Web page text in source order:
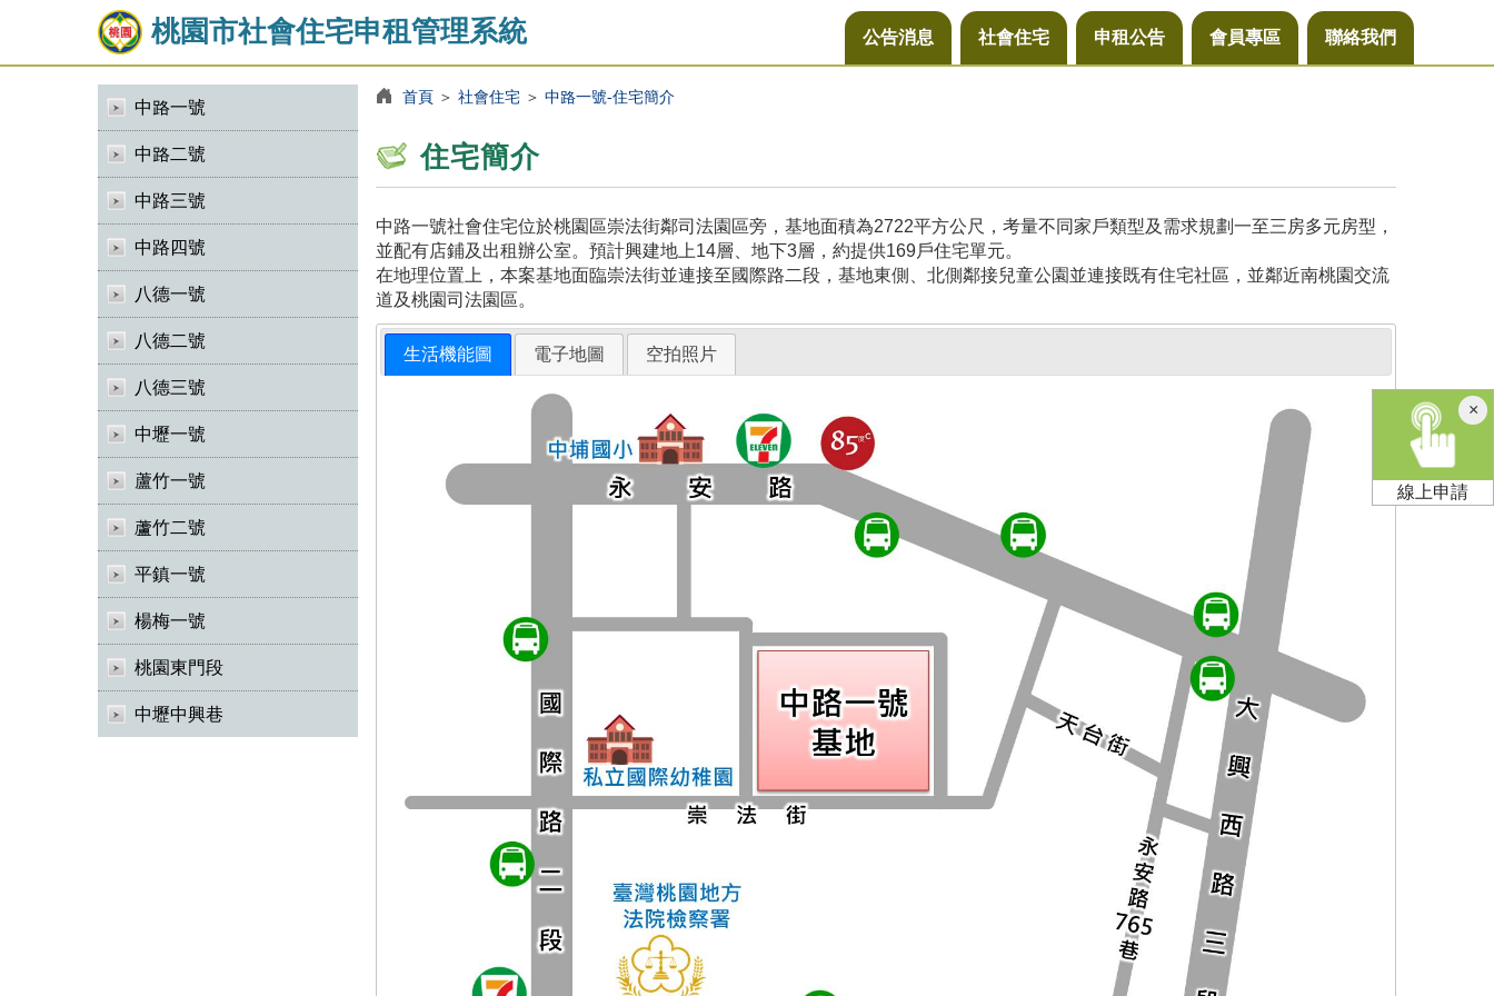
桃園市社會住宅申租管理系統 公告消息 社會住宅 申租公告 會員專區 聯絡我們
中路一號
中路二號
中路三號
中路四號
八德一號
八德二號
八德三號
中壢一號
蘆竹一號
蘆竹二號
平鎮一號
楊梅一號
桃園東門段
中壢中興巷
首頁＞ 社會住宅＞ 中路一號-住宅簡介
住宅簡介
中路一號社會住宅位於桃園區崇法街鄰司法園區旁，基地面積為2722平方公尺，考量不同家戶類型及需求規劃一至三房多元房型，
並配有店鋪及出租辦公室。預計興建地上14層、地下3層，約提供169戶住宅單元。
在地理位置上，本案基地面臨崇法街並連接至國際路二段，基地東側、北側鄰接兒童公園並連接既有住宅社區，並鄰近南桃園交流
道及桃園司法園區。
生活機能圖 電子地圖 空拍照片
×關
閉
線上申請